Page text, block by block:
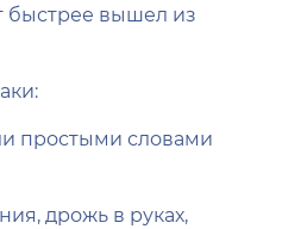
быстрее вышел из
простыми словами
дрожь в руках,